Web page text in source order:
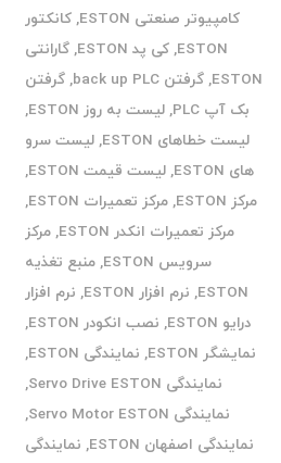
کامپیوتر صنعتی ESTON
,کانکتور
ESTON
,کی پد ESTON ,گارانتی
ESTON
,گرفتن back up PLC ,گرفتن
بک آپ PLC
,لیست به روز ESTON
,
لیست خطاهای ESTON
,لیست سرو
های ESTON
,لیست قیمت ESTON
,
مرکز ESTON
,مرکز تعمیرات ESTON
,
مرکز تعمیرات انکدر ESTON
,مرکز
سرویس ESTON
,منبع تغذیه
ESTON
, نرم افزار ESTON , نرم افزار
درایو ESTON
, نصب انکودر ESTON
,
نمایشگر ESTON
, نمایندگی ESTON
,
نمایندگی Servo Drive ESTON
,
نمایندگی Servo Motor ESTON
,
نمایندگی اصفهان ESTON
, نمایندگی